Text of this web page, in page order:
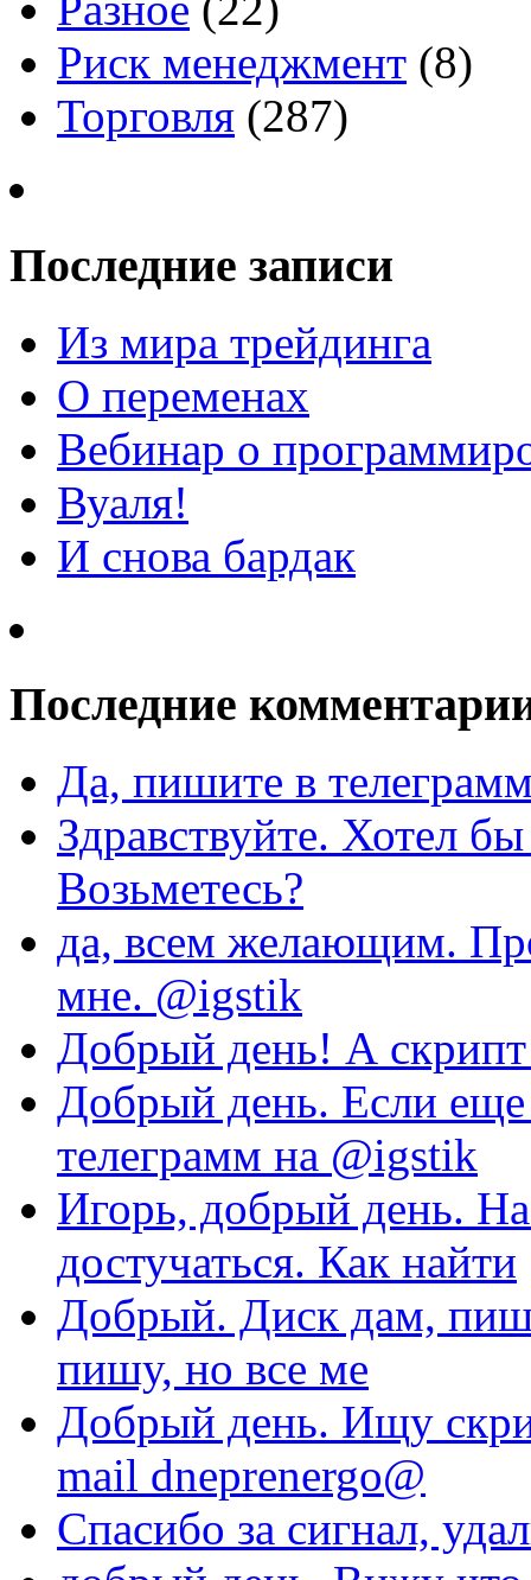
Риск менеджмент (8)
Торговля (287)
Последние записи
Из мира трейдинга
О переменах
Вебинар о
Вуаля!
И снова бардак
Последние
Да, пишите в
Здравствуйте. Хотел
Возьметесь?
да, всем желающим.
мне. @igstik
Добрый день! А скрипт
Добрый день. Если еще
телеграмм на @igstik
Игорь, добрый день. На
достучаться. Как найти
Добрый. Диск дам,
пишу, но все ме
Добрый день. Ищу
mail dneprenergo@
Спасибо за сигнал,